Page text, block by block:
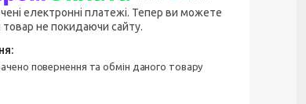
електронні платежі. Тепер ви можете
не покидаючи сайту.